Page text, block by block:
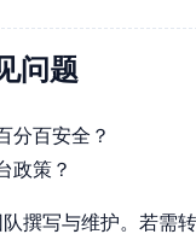
问题
分百安全？
政策？
撰写与维护。若需